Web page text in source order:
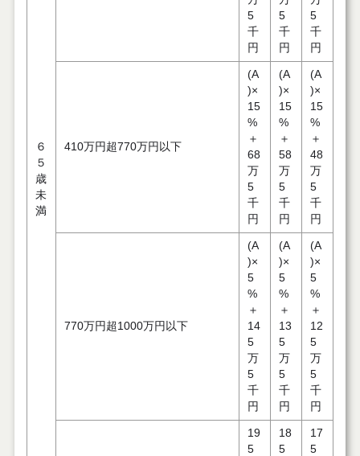
６
５
歳
未
満
5
千
円
5
千
円
5
千
円
410万円超770万円以下
(A
)×
15
%
＋
68
万
5
千
円
(A
)×
15
%
＋
58
万
5
千
円
(A
)×
15
%
＋
48
万
5
千
円
770万円超1000万円以下
(A
)×
5
%
＋
14
5
万
5
千
円
(A
)×
5
%
＋
13
5
万
5
千
円
(A
)×
5
%
＋
12
5
万
5
千
円
19
5
18
5
17
5